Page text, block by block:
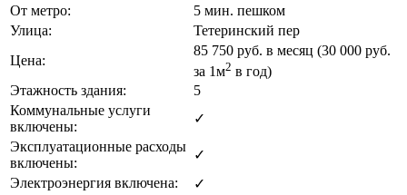
От метро:
5 мин. пешком
Улица:
Тетеринский пер
Цена:
85 750 руб. в месяц (30 000 руб.
за 1м2 в год)
Этажность здания:
5
Коммунальные услуги
включены:
✓
Эксплуатационные расходы
включены:
✓
Электроэнергия включена:
✓